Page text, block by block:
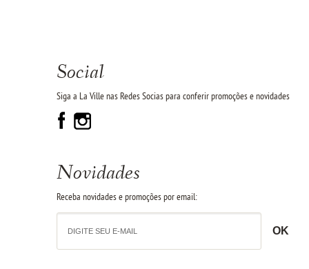
Social
Siga a La Ville nas Redes Socias para conferir promoções e novidades
Novidades
Receba novidades e promoções por email: